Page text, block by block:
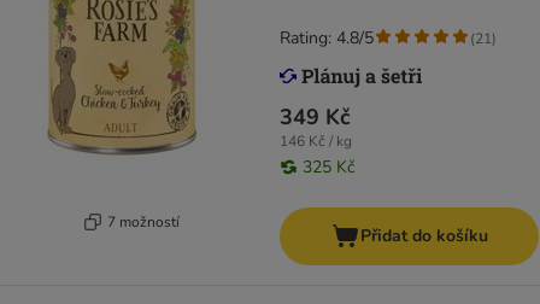
7 možností
349 Kč
146 Kč / kg
325 Kč
Rating: 4.8/5 (21)
Přidat do košíku